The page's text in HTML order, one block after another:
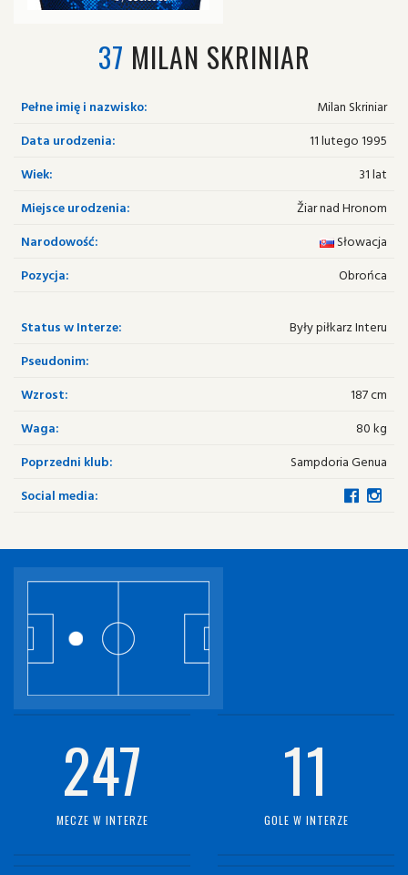
37 MILAN SKRINIAR
Pełne imię i nazwisko:
Milan Skriniar
Data urodzenia:
11 lutego 1995
Wiek:
31 lat
Miejsce urodzenia:
Žiar nad Hronom
Narodowość:
Słowacja
Pozycja:
Obrońca
Status w Interze:
Były piłkarz Interu
Pseudonim:
Wzrost:
187 cm
Waga:
80 kg
Poprzedni klub:
Sampdoria Genua
Social media:
247
MECZE W INTERZE
11
GOLE W INTERZE